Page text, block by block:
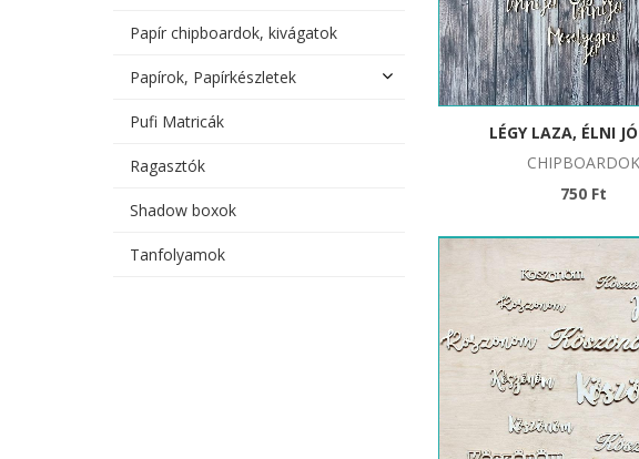
Papír chipboardok, kivágatok
Papírok, Papírkészletek
Pufi Matricák
Ragasztók
Shadow boxok
Tanfolyamok
LÉGY LAZA, ÉLNI
CHIPBOARDOK
750 Ft